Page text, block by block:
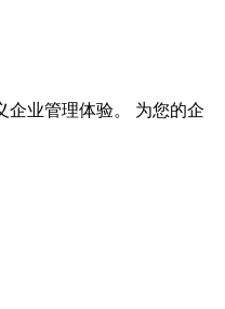
企业管理体验。 为您的企